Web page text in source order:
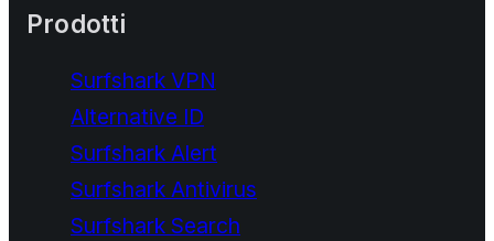
Prodotti
Surfshark VPN
Alternative ID
Surfshark Alert
Surfshark Antivirus
Surfshark Search